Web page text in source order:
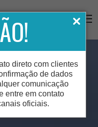
direto com clientes
de dados
comunicação
entre em contato
oficiais.